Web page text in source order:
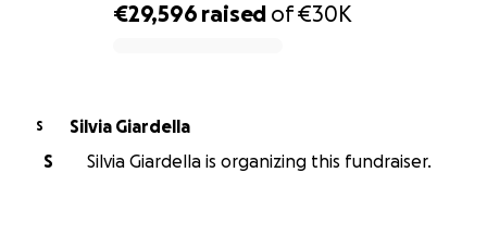
€29,596 raised of€30K
S
Silvia Giardella
S
Silvia Giardella is organizing this fundraiser.